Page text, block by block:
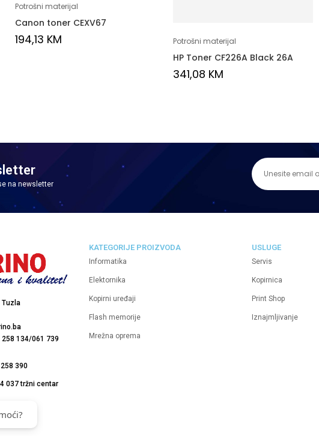
Potrošni materijal
Canon toner CEXV67
194,13 KM Potrošni materijal
HP Toner CF226A Black 26A
341,08 KM
na newsletter
Tuzla
134/061 739
390
037 tržni centar
KATEGORIJE PROIZVODA
Informatika
Elektornika
Kopirni uređaji
Flash memorije
Mrežna oprema
USLUGE
Servis
Kopirnica
Print Shop
Iznajmljivanje